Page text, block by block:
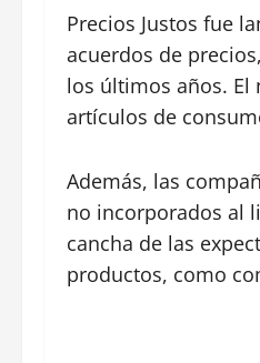
Precios Justos fue
acuerdos de
los últimos años. El
artículos de
Además, las
no incorporados al
cancha de las
productos, como